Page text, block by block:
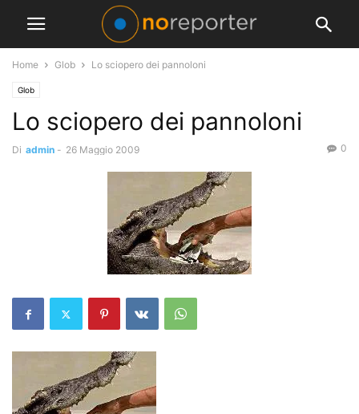
Home Glob Lo sciopero dei pannoloni
Glob
Lo sciopero dei pannoloni
Di admin - 26 Maggio 2009 0